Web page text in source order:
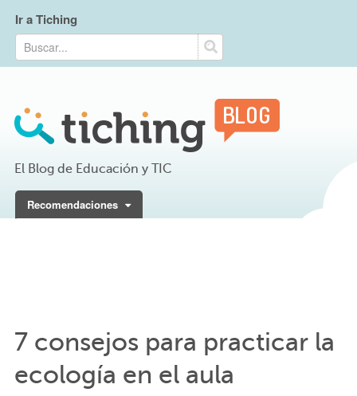
Ir a Tiching
El Blog de Educación y TIC
Recomendaciones
7 consejos para practicar la
ecología en el aula